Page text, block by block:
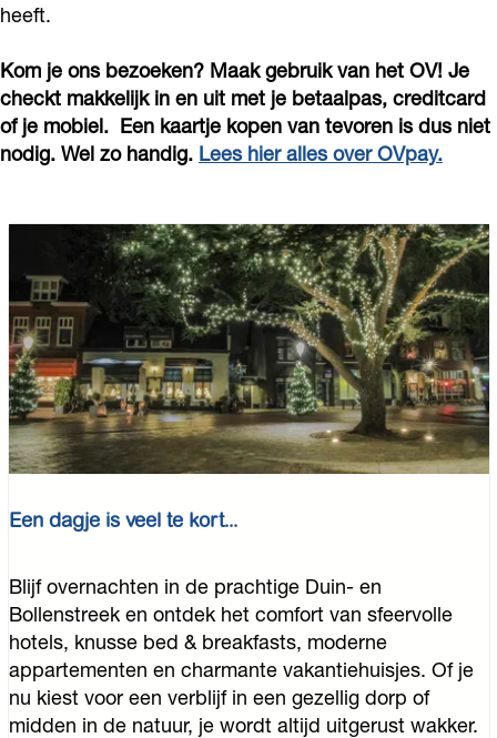
heeft.
Kom je ons bezoeken? Maak gebruik van het OV! Je
checkt makkelijk in en uit met je betaalpas, creditcard
of je mobiel. Een kaartje kopen van tevoren is dus niet
nodig. Wel zo handig. Lees hier alles over OVpay.
Een dagje is veel te kort...
E
e
n
d
a
g
Blijf overnachten in de prachtige Duin- en
Bollenstreek en ontdek het comfort van sfeervolle
hotels, knusse bed & breakfasts, moderne
appartementen en charmante vakantiehuisjes. Of je
nu kiest voor een verblijf in een gezellig dorp of
midden in de natuur, je wordt altijd uitgerust wakker.